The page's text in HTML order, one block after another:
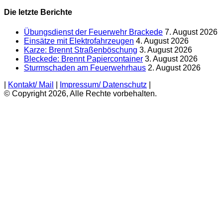
Die letzte Berichte
Übungsdienst der Feuerwehr Brackede 7. August 2026
Einsätze mit Elektrofahrzeugen 4. August 2026
Karze: Brennt Straßenböschung 3. August 2026
Bleckede: Brennt Papiercontainer 3. August 2026
Sturmschaden am Feuerwehrhaus 2. August 2026
Kontakt/ Mail Impressum/ Datenschutz
© Copyright 2026, Alle Rechte vorbehalten.